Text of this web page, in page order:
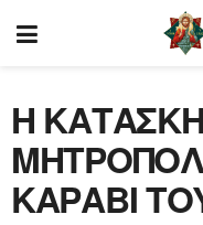
Η
ΚΑΡΑΒΙ